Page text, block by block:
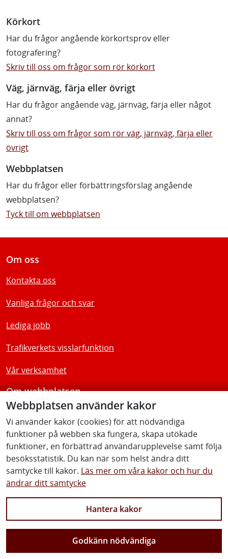
Webbplatsen använder kakor
Vi använder kakor (cookies) för att nödvändiga
funktioner på webben ska fungera, skapa utökade
funktioner, en förbättrad användarupplevelse samt följa
besöksstatistik. Du kan när som helst ändra ditt
samtycke till kakor. Läs mer om våra kakor och hur du
ändrar ditt samtycke
Hantera kakor
Godkänn nödvändiga
Körkort
Har du frågor angående körkortsprov eller
fotografering?
Skriv till oss om frågor som rör körkort
Väg, järnväg, färja eller övrigt
Har du frågor angående väg, järnväg, färja eller något
annat?
Skriv till oss om frågor som rör väg, järnväg, färja eller
övrigt
Webbplatsen
Har du frågor eller förbättringsförslag angående
webbplatsen?
Tyck till om webbplatsen
Om oss
Kontakta oss
Vanliga frågor och svar
Lediga jobb
Trafikverkets visslarfunktion
Vår verksamhet
Om webbplatsen
Tillgänglighetsredogörelse
Följ oss
Facebook Youtube